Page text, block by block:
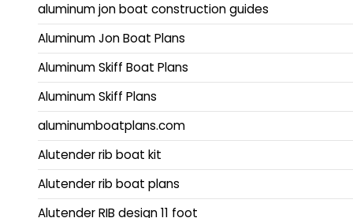
aluminum jon boat construction guides
Aluminum Jon Boat Plans
Aluminum Skiff Boat Plans
Aluminum Skiff Plans
aluminumboatplans.com
Alutender rib boat kit
Alutender rib boat plans
Alutender RIB design 11 foot